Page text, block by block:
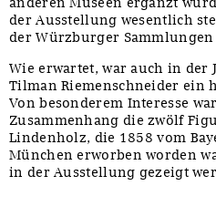
der Ausstellung wesentlich
der Würzburger
Wie erwartet, war auch in der
Tilman Riemenschneider ein
Von besonderem Interesse
Zusammenhang die zwölf
Lindenholz, die 1858 vom
München erworben worden
in der Ausstellung gezeigt